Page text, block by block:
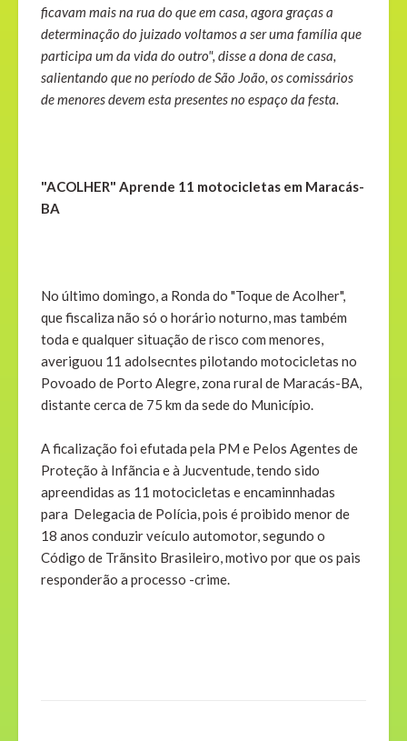
ficavam mais na rua do que em casa, agora graças a
determinação do juizado voltamos a ser uma família que
participa um da vida do outro", disse a dona de casa,
salientando que no período de São João, os comissários
de menores devem esta presentes no espaço da festa.
"ACOLHER" Aprende 11 motocicletas em Maracás-
BA
No último domingo, a Ronda do "Toque de Acolher",
que fiscaliza não só o horário noturno, mas também
toda e qualquer situação de risco com menores,
averiguou 11 adolsecntes pilotando motocicletas no
Povoado de Porto Alegre, zona rural de Maracás-BA,
distante cerca de 75 km da sede do Município.
A ficalização foi efutada pela PM e Pelos Agentes de
Proteção à Infãncia e à Jucventude, tendo sido
apreendidas as 11 motocicletas e encaminnhadas
para Delegacia de Polícia, pois é proibido menor de
18 anos conduzir veículo automotor, segundo o
Código de Trãnsito Brasileiro, motivo por que os pais
responderão a processo -crime.